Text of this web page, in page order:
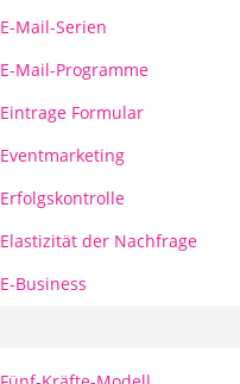
E-Mail-Serien
E-Mail-Programme
Eintrage Formular
Eventmarketing
Erfolgskontrolle
Elastizität der Nachfrage
E-Business